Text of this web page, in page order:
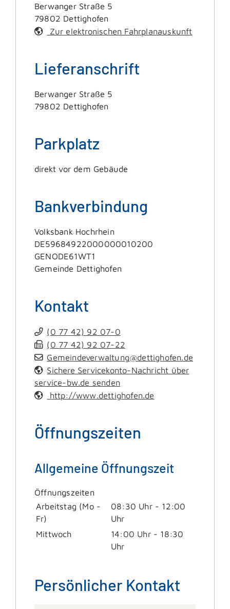
Berwanger Straße 5
79802 Dettighofen
Zur elektronischen Fahrplanauskunft
Lieferanschrift
Berwanger Straße 5
79802 Dettighofen
Parkplatz
direkt vor dem Gebäude
Bankverbindung
Volksbank Hochrhein
DE59684922000000010200
GENODE61WT1
Gemeinde Dettighofen
Kontakt
(0 77 42) 92 07-0
(0 77 42) 92 07-22
Gemeindeverwaltung@dettighofen.de
Sichere Servicekonto-Nachricht über
service-bw.de senden
http://www.dettighofen.de
Öffnungszeiten
Allgemeine Öffnungszeit
Öffnungszeiten
Arbeitstag (Mo -
Fr)
08:30 Uhr- 12:00
Uhr
Mittwoch
14:00 Uhr- 18:30
Uhr
Persönlicher Kontakt